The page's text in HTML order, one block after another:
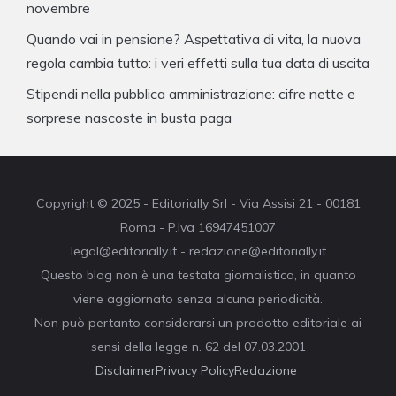
novembre
Quando vai in pensione? Aspettativa di vita, la nuova
regola cambia tutto: i veri effetti sulla tua data di uscita
Stipendi nella pubblica amministrazione: cifre nette e
sorprese nascoste in busta paga
Copyright © 2025 - Editorially Srl - Via Assisi 21 - 00181
Roma - P.Iva 16947451007
legal@editorially.it - redazione@editorially.it
Questo blog non è una testata giornalistica, in quanto
viene aggiornato senza alcuna periodicità.
Non può pertanto considerarsi un prodotto editoriale ai
sensi della legge n. 62 del 07.03.2001
DisclaimerPrivacy PolicyRedazione